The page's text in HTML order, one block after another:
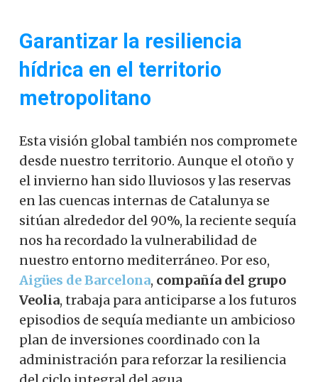
Garantizar la resiliencia
hídrica en el territorio
metropolitano
Esta visión global también nos compromete
desde nuestro territorio. Aunque el otoño y
el invierno han sido lluviosos y las reservas
en las cuencas internas de Catalunya se
sitúan alrededor del 90%, la reciente sequía
nos ha recordado la vulnerabilidad de
nuestro entorno mediterráneo. Por eso,
Aigües de Barcelona, compañía del grupo
Veolia, trabaja para anticiparse a los futuros
episodios de sequía mediante un ambicioso
plan de inversiones coordinado con la
administración para reforzar la resiliencia